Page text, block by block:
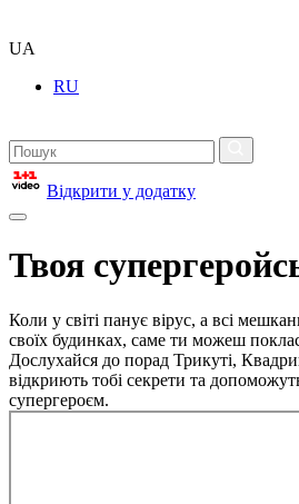
UA
RU
Відкрити у додатку
Твоя
Коли у світі панує вірус, а всі
своїх будинках, саме ти можеш
Дослухайся до порад Трикуті,
відкриють тобі секрети та
супергероєм.